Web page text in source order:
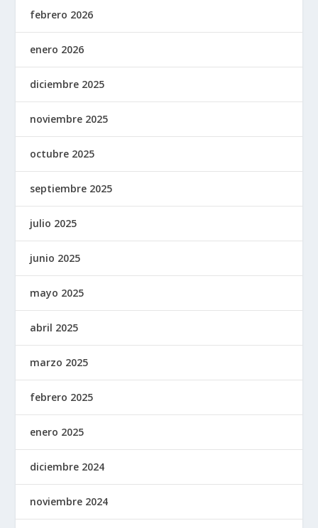
febrero 2026
enero 2026
diciembre 2025
noviembre 2025
octubre 2025
septiembre 2025
julio 2025
junio 2025
mayo 2025
abril 2025
marzo 2025
febrero 2025
enero 2025
diciembre 2024
noviembre 2024